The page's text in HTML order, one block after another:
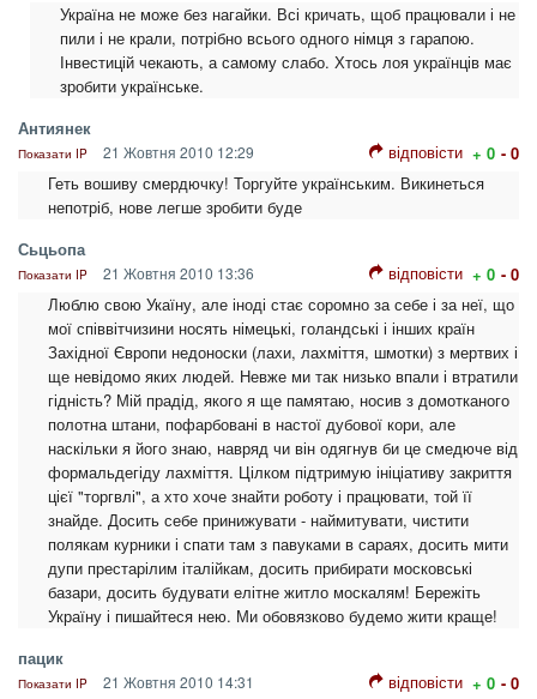
Україна не може без нагайки. Всі кричать, щоб працювали і не
пили і не крали, потрібно всього одного німця з гарапою.
Інвестицій чекають, а самому слабо. Хтось лоя українців має
зробити українське.
Антиянек
Показати IP 21 Жовтня 2010 12:29 відповісти + 0 - 0
Геть вошиву смердючку! Торгуйте українським. Викинеться
непотріб, нове легше зробити буде
Сьцьопа
Показати IP 21 Жовтня 2010 13:36 відповісти + 0 - 0
Люблю свою Укаїну, але іноді стає соромно за себе і за неї, що
мої співвітчизини носять німецькі, голандські і інших країн
Західної Європи недоноски (лахи, лахміття, шмотки) з мертвих і
ще невідомо яких людей. Невже ми так низько впали і втратили
гідність? Мій прадід, якого я ще памятаю, носив з домотканого
полотна штани, пофарбовані в настої дубової кори, але
наскільки я його знаю, навряд чи він одягнув би це смедюче від
формальдегіду лахміття. Цілком підтримую ініціативу закриття
цієї "торгвлі", а хто хоче знайти роботу і працювати, той її
знайде. Досить себе принижувати - наймитувати, чистити
полякам курники і спати там з павуками в сараях, досить мити
дупи престарілим італійкам, досить прибирати московські
базари, досить будувати елітне житло москалям! Бережіть
Україну і пишайтеся нею. Ми обовязково будемо жити краще!
пацик
Показати IP 21 Жовтня 2010 14:31 відповісти + 0 - 0